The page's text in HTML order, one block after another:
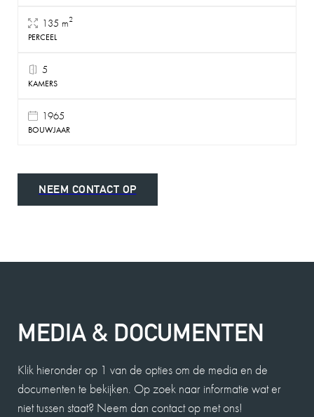
135 m2
PERCEEL
5
KAMERS
1965
BOUWJAAR
NEEM CONTACT OP
MEDIA & DOCUMENTEN
Klik hieronder op 1 van de opties om de media en de
documenten te bekijken. Op zoek naar informatie wat er
niet tussen staat? Neem dan contact op met ons!